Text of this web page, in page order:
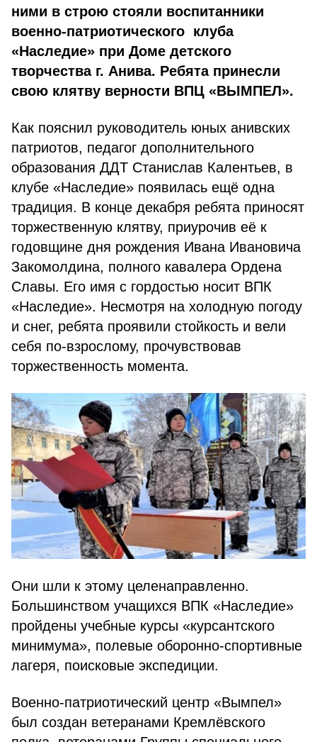
ними в строю стояли воспитанники
военно-патриотического клуба
«Наследие» при Доме детского
творчества г. Анива. Ребята принесли
свою клятву верности ВПЦ «ВЫМПЕЛ».
Как пояснил руководитель юных анивских
патриотов, педагог дополнительного
образования ДДТ Станислав Калентьев, в
клубе «Наследие» появилась ещё одна
традиция. В конце декабря ребята приносят
торжественную клятву, приурочив её к
годовщине дня рождения Ивана Ивановича
Закомолдина, полного кавалера Ордена
Славы. Его имя с гордостью носит ВПК
«Наследие». Несмотря на холодную погоду
и снег, ребята проявили стойкость и вели
себя по-взрослому, прочувствовав
торжественность момента.
Они шли к этому целенаправленно.
Большинством учащихся ВПК «Наследие»
пройдены учебные курсы «курсантского
минимума», полевые оборонно-спортивные
лагеря, поисковые экспедиции.
Военно-патриотический центр «Вымпел»
был создан ветеранами Кремлёвского